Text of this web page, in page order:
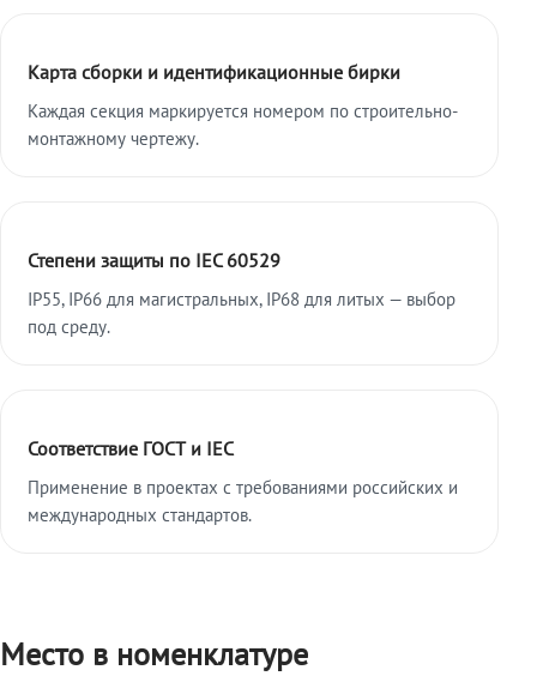
Карта сборки и идентификационные бирки
Каждая секция маркируется номером по строительно-
монтажному чертежу.
Степени защиты по IEC 60529
IP55, IP66 для магистральных, IP68 для литых — выбор
под среду.
Соответствие ГОСТ и IEC
Применение в проектах с требованиями российских и
международных стандартов.
Место в номенклатуре